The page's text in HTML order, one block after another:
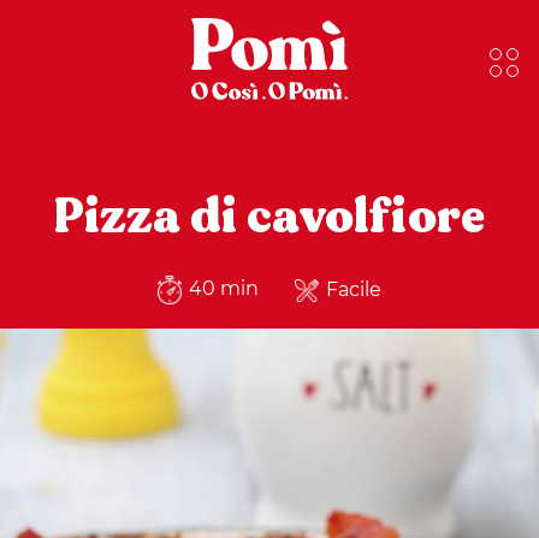
Pizza di cavolfiore
40 min Facile